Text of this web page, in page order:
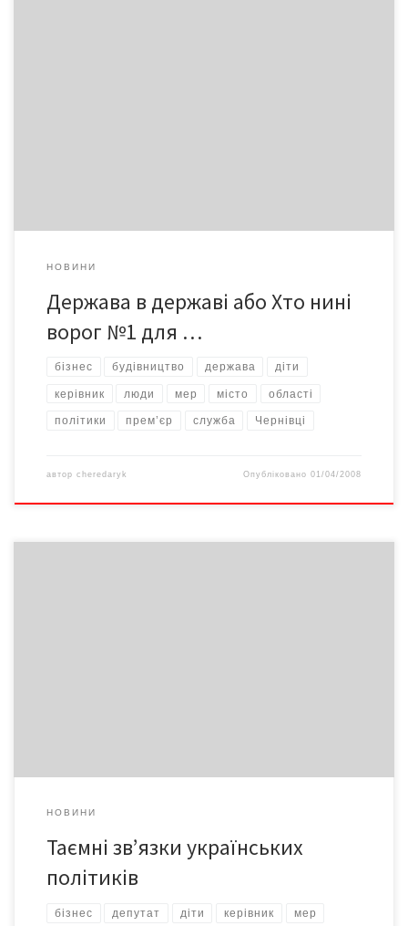
НОВИНИ
Держава в державі або Хто нині
ворог №1 для …
бізнес будівництво держава діти
керівник люди мер місто області
політики прем’єр служба Чернівці
автор cheredaryk Опубліковано01/04/2008
НОВИНИ
Таємні зв’язки українських
політиків
бізнес депутат діти керівник мер